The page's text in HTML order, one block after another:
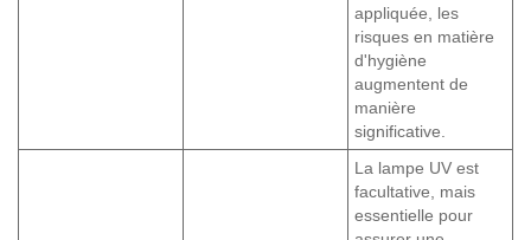
appliquée, les
risques en matière
d'hygiène
augmentent de
manière
significative.
La lampe UV est
facultative, mais
essentielle pour